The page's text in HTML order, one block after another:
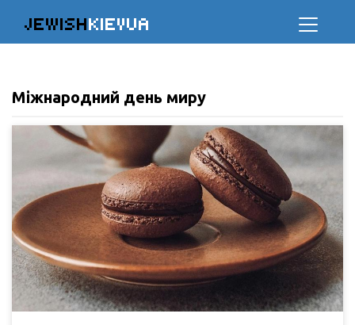
JEWISHKIEVUA
Міжнародний день миру